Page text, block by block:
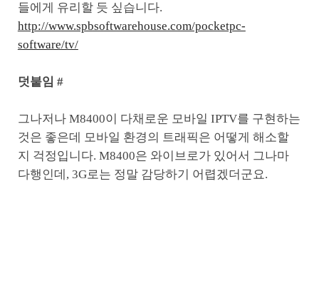
들에게 유리할 듯 싶습니다.
http://www.spbsoftwarehouse.com/pocketpc-
software/tv/
덧붙임 #
그나저나 M8400이 다채로운 모바일 IPTV를 구현하는
것은 좋은데 모바일 환경의 트래픽은 어떻게 해소할
지 걱정입니다. M8400은 와이브로가 있어서 그나마
다행인데, 3G로는 정말 감당하기 어렵겠더군요.